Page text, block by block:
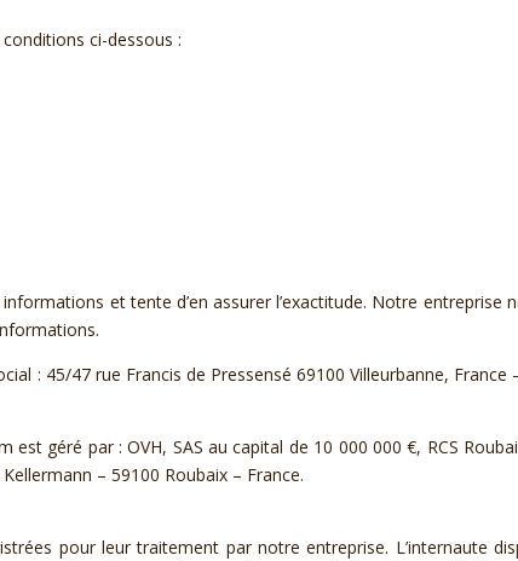
ci-dessous :
et tente d’en assurer l’exactitude. Notre entreprise
: 45/47 rue Francis de Pressensé 69100 Villeurbanne,
géré par : OVH, SAS au capital de 10 000 000 €, RCS
– 59100 Roubaix – France.
pour leur traitement par notre entreprise. L’internaute